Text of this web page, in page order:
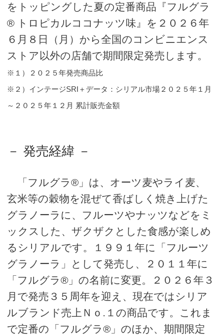
をトッピングした夏の定番商品『フルグラ
® トロピカルココナッツ味』を２０２６年
６月８日（月）から全国のコンビニエンス
ストア以外の店舗で期間限定発売します。
※１）２０２５年発売商品比
※２）インテージSRI＋データ：シリアル市場２０２５年１月
～２０２５年１２月 累計販売金額
－ 発売経緯 －
「フルグラ®」は、オーツ麦やライ麦、
玄米等の穀物を混ぜて香ばしく焼き上げた
グラノーラに、フルーツやナッツなどをミ
ックスした、ザクザクとした食感が楽しめ
るシリアルです。１９９１年に「フルーツ
グラノーラ」として発売し、２０１１年に
「フルグラ®」の名前に変更。２０２６年３
月で発売３５周年を迎え、現在ではシリア
ルブランド売上Ｎｏ.１の商品です。これま
で定番の「フルグラ®」のほか、期間限定